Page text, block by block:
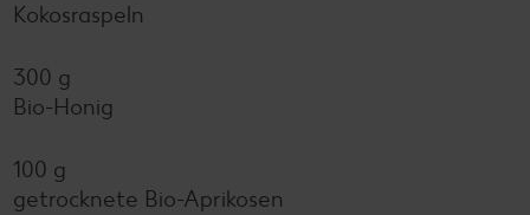
Kokosraspeln
300 g
Bio-Honig
100 g
getrocknete Bio-Aprikosen